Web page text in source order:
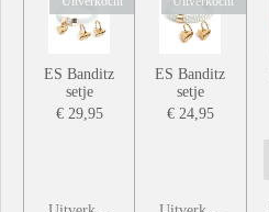
ES Banditz
setje
€ 29,95
ES Banditz
setje
€ 24,95